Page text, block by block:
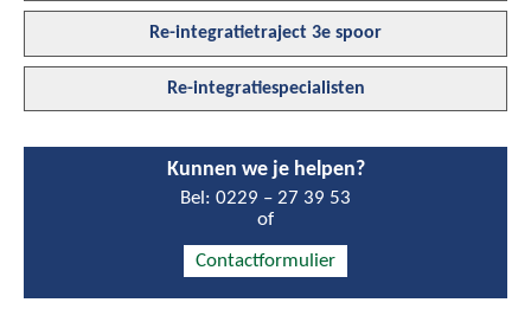
Re-integratietraject 3e spoor
Re-integratiespecialisten
Kunnen we je helpen?
Bel: 0229 – 27 39 53
of
Contactformulier